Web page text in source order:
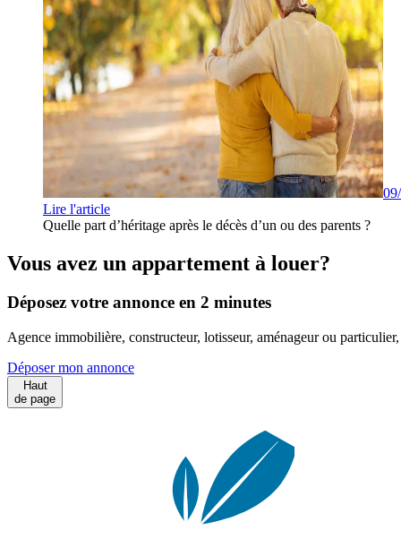
Lire l'article
Quelle part d’héritage après le décès d’un ou des parents ?
Vous avez un appartement à louer?
Déposez votre annonce en 2 minutes
Agence immobilière, constructeur, lotisseur, aménageur ou
Déposer mon annonce
Haut
de page